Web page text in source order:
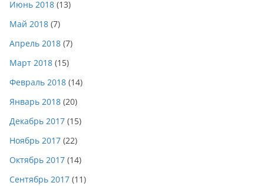
Июнь 2018 (13)
Май 2018 (7)
Апрель 2018 (7)
Март 2018 (15)
Февраль 2018 (14)
Январь 2018 (20)
Декабрь 2017 (15)
Ноябрь 2017 (22)
Октябрь 2017 (14)
Сентябрь 2017 (11)